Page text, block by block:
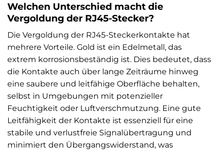
Welchen Unterschied macht die
Vergoldung der RJ45-Stecker?
Die Vergoldung der RJ45-Steckerkontakte hat
mehrere Vorteile. Gold ist ein Edelmetall, das
extrem korrosionsbeständig ist. Dies bedeutet, dass
die Kontakte auch über lange Zeiträume hinweg
eine saubere und leitfähige Oberfläche behalten,
selbst in Umgebungen mit potenzieller
Feuchtigkeit oder Luftverschmutzung. Eine gute
Leitfähigkeit der Kontakte ist essenziell für eine
stabile und verlustfreie Signalübertragung und
minimiert den Übergangswiderstand, was